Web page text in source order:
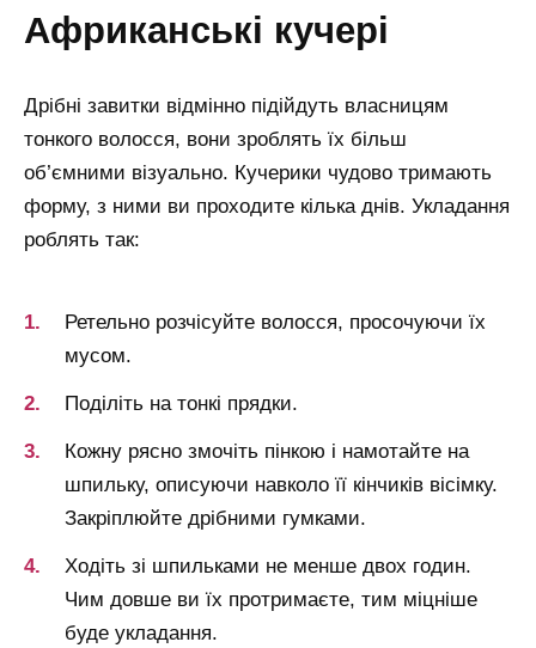
африканські кучері
Дрібні завитки відмінно підійдуть власницям
тонкого волосся, вони зроблять їх більш
об’ємними візуально. Кучерики чудово тримають
форму, з ними ви проходите кілька днів. Укладання
роблять так:
Ретельно розчісуйте волосся, просочуючи їх
мусом.
Поділіть на тонкі прядки.
Кожну рясно змочіть пінкою і намотайте на
шпильку, описуючи навколо її кінчиків вісімку.
Закріплюйте дрібними гумками.
Ходіть зі шпильками не менше двох годин.
Чим довше ви їх протримаєте, тим міцніше
буде укладання.